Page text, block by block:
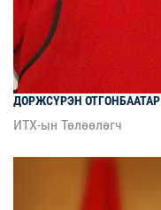
ДОРЖСҮРЭН ОТГОНБААТАР
ИТХ-ын Төлөөлөгч